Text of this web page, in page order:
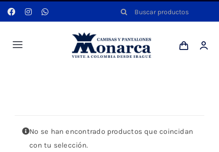
Saltar
al
Buscar:
Toggle
Dotaciones
No se han encontrado productos que coincidan
con tu selección.